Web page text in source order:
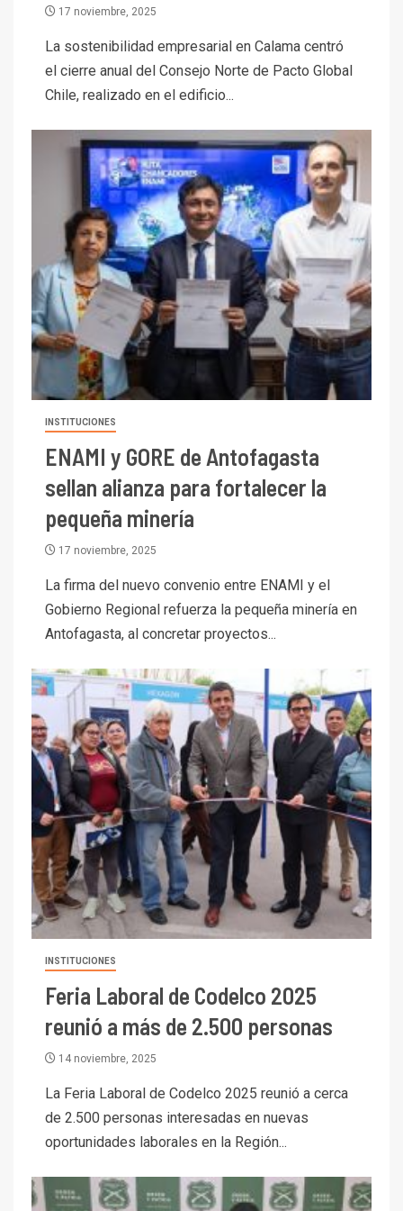
17 noviembre, 2025
La sostenibilidad empresarial en Calama centró
el cierre anual del Consejo Norte de Pacto Global
Chile, realizado en el edificio...
INSTITUCIONES
ENAMI y GORE de Antofagasta
sellan alianza para fortalecer la
pequeña minería
17 noviembre, 2025
La firma del nuevo convenio entre ENAMI y el
Gobierno Regional refuerza la pequeña minería en
Antofagasta, al concretar proyectos...
INSTITUCIONES
Feria Laboral de Codelco 2025
reunió a más de 2.500 personas
14 noviembre, 2025
La Feria Laboral de Codelco 2025 reunió a cerca
de 2.500 personas interesadas en nuevas
oportunidades laborales en la Región...
I+D
PIB minero impacta el
crecimiento regional: Banco